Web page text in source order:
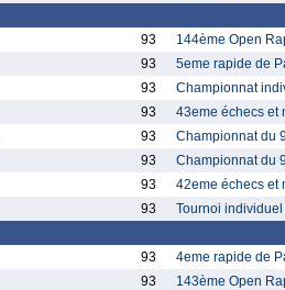
93
144ème Open
93
5eme rapide de
93
Championnat
93
43eme échecs et
93
Championnat du
93
Championnat du
93
42eme échecs et
93 Tournoi
93
4eme rapide de
93
143ème Open